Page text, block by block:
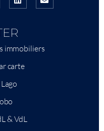
immobiliers
carte
& VdL